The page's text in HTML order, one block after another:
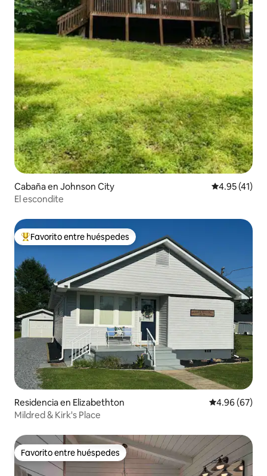
Cabaña en Johnson City Calificación
4.95 (41)
El escondite
De los mejores en Favorito entre huéspedes
Favorito entre huéspedes
Residencia en Elizabethton Calificación
4.96 (67)
Mildred & Kirk's Place
Favorito entre huéspedes
Favorito entre huéspedes